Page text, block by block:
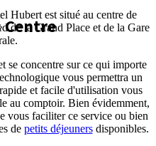
Centre
Hubert est situé au centre de
de la Grand Place et de la Gare
se concentre sur ce qui importe
vous permettra un
et facile d'utilisation vous
au comptoir. Bien évidemment,
vous faciliter ce service ou bien
de petits déjeunersdisponibles.